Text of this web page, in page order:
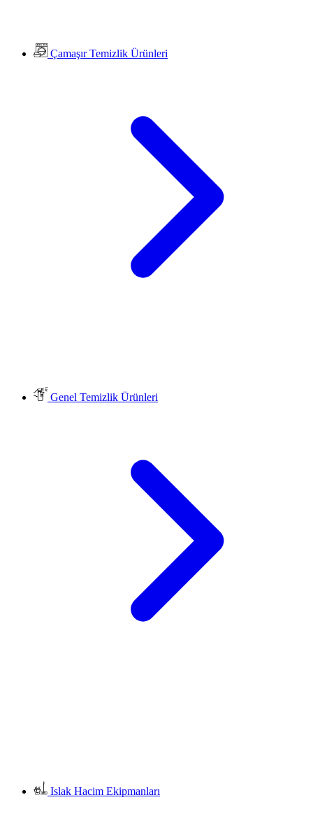
Çamaşır Temizlik Ürünleri
Genel Temizlik Ürünleri
Islak Hacim Ekipmanları